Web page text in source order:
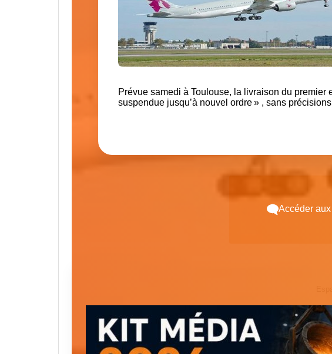
Prévue samedi à Toulouse, la livraison du premier
suspendue jusqu’à nouvel ordre » , sans
Accéder